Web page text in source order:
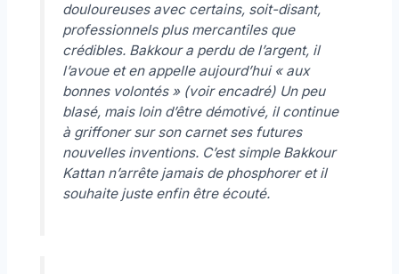
douloureuses avec certains, soit-disant,
professionnels plus mercantiles que
crédibles. Bakkour a perdu de l’argent, il
l’avoue et en appelle aujourd’hui « aux
bonnes volontés »(voir encadré) Un peu
blasé, mais loin d’être démotivé, il continue
à griffoner sur son carnet ses futures
nouvelles inventions. C’est simple Bakkour
Kattan n’arrête jamais de phosphorer et il
souhaite juste enfin être écouté.